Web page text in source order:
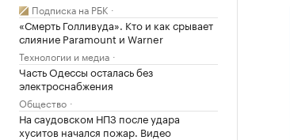
Подписка на РБК
«Смерть Голливуда». Кто и как срывает
слияние Paramount и Warner
Технологии и медиа
Часть Одессы осталась без
электроснабжения
Общество
На саудовском НПЗ после удара
хуситов начался пожар. Видео